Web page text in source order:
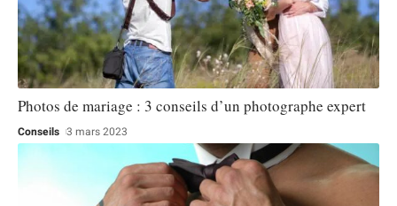
Photos de mariage : 3 conseils d’un photographe expert
Conseils 3 mars 2023